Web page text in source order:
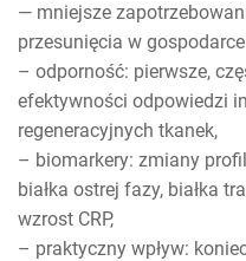
— mniejsze
przesunięcia w
– odporność: pierwsze,
efektywności odpowiedzi
regeneracyjnych tkanek,
– biomarkery: zmiany
białka ostrej fazy, białka
wzrost CRP,
– praktyczny wpływ: